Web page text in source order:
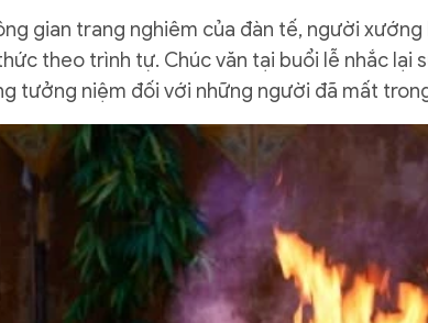
gian trang nghiêm của đàn tế, người
theo trình tự. Chúc văn tại buổi lễ nhắc lại
tưởng niệm đối với những người đã mất